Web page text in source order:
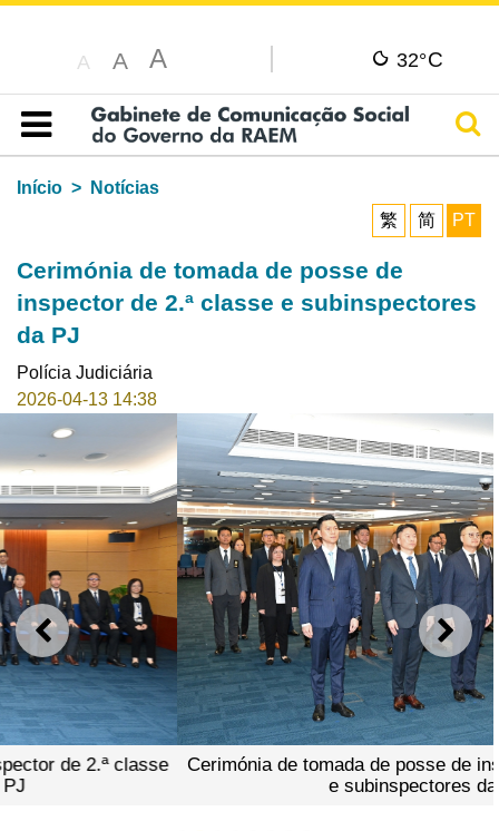
A A A 32°C
Índice
Início
Notícias
繁
简 PT
Cerimónia de tomada de posse de
inspector de 2.ª classe e subinspectores
da PJ
Polícia Judiciária
2026-04-13 14:38
ANTERIOR
Cerimónia de tomada de posse de inspector de 2.ª classe
e subinspectores da PJ